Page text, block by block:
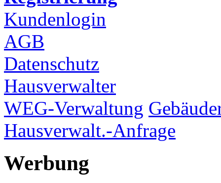
Kundenlogin
AGB
Datenschutz
Hausverwalter
WEG-Verwaltung
Hausverwalt.-Anfrage
Werbung